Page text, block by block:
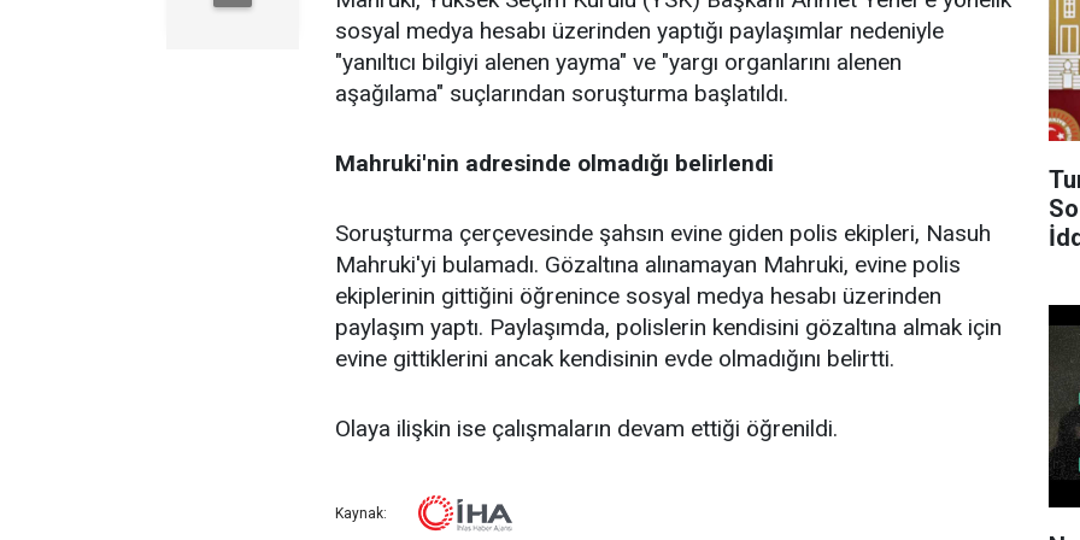
sosyal medya hesabı üzerinden yaptığı paylaşımlar nedeniyle
"yanıltıcı bilgiyi alenen yayma" ve "yargı organlarını alenen
aşağılama" suçlarından soruşturma başlatıldı.
Mahruki'nin adresinde olmadığı belirlendi
Soruşturma çerçevesinde şahsın evine giden polis ekipleri, Nasuh
Mahruki'yi bulamadı. Gözaltına alınamayan Mahruki, evine polis
ekiplerinin gittiğini öğrenince sosyal medya hesabı üzerinden
paylaşım yaptı. Paylaşımda, polislerin kendisini gözaltına almak için
evine gittiklerini ancak kendisinin evde olmadığını belirtti.
Olaya ilişkin ise çalışmaların devam ettiği öğrenildi.
Kaynak: